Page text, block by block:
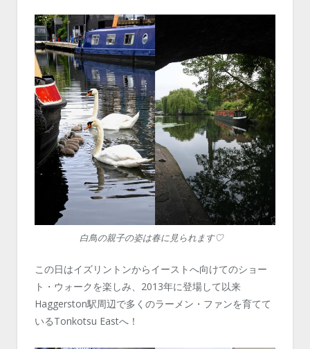
白鳥の親子の姿は春に見られます♡
この日はイズリントンからイーストへ向けてのショー
ト・ウォークを楽しみ、2013年に登場して以来
Haggerston駅周辺で多くのラーメン・ファンを育てて
いるTonkotsu Eastへ！